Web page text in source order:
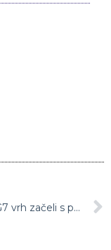
Voditelji G7 vrh začeli s posmehovanjem Putinu: “Ali se bomo slekli?”